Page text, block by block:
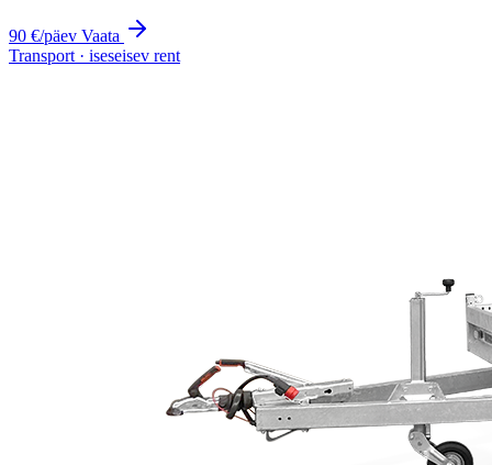
90 €/päev Vaata
Transport · iseseisev rent